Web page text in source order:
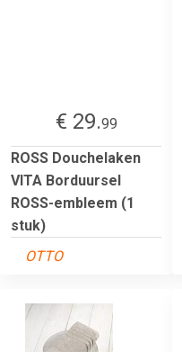
€ 29.99
ROSS Douchelaken
VITA Borduursel
ROSS-embleem (1
stuk)
OTTO